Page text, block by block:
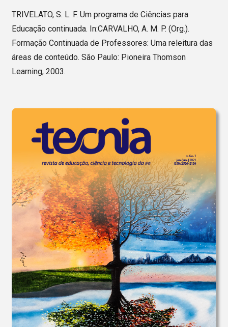
TRIVELATO, S. L. F. Um programa de Ciências para
Educação continuada. In:CARVALHO, A. M. P. (Org.).
Formação Continuada de Professores: Uma releitura das
áreas de conteúdo. São Paulo: Pioneira Thomson
Learning, 2003.